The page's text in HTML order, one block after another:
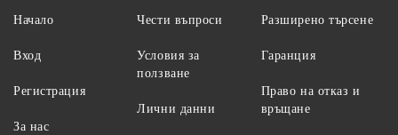
Начало
Вход
Регистрация
За нас
Чести въпроси
Условия за
ползване
Лични данни
Разширено търсене
Гаранция
Право на отказ и
връщане